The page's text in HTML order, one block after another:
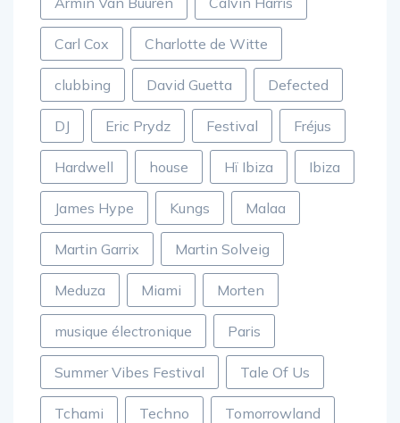
Carl Cox Charlotte de Witte
clubbing David Guetta Defected
DJ Eric Prydz Festival Fréjus
Hardwell house Hï Ibiza Ibiza
James Hype Kungs Malaa
Martin Garrix Martin Solveig
Meduza Miami Morten
musique électronique Paris
Summer Vibes Festival Tale Of Us
Tchami Techno Tomorrowland